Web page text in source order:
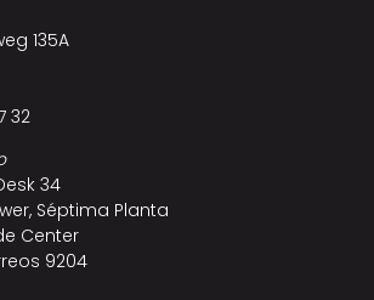
135A
32
34
Séptima Planta
Center
9204